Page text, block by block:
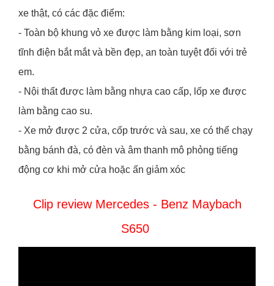
xe thật, có các đặc điểm:
- Toàn bộ khung vỏ xe được làm bằng kim loại, sơn
tĩnh điện bắt mắt và bền đẹp, an toàn tuyệt đối với trẻ
em.
- Nội thất được làm bằng nhựa cao cấp, lốp xe được
làm bằng cao su.
- Xe mở được 2 cửa, cốp trước và sau, xe có thể chạy
bằng bánh đà, có đèn và âm thanh mô phỏng tiếng
động cơ khi mở cửa hoặc ấn giảm xóc
Clip review Mercedes - Benz Maybach
S650